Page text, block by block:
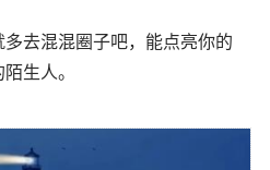
去混混圈子吧，能点亮你的
生人。